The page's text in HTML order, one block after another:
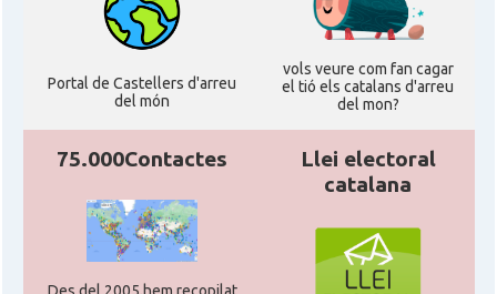
Pont Blau\"
Casal Casal Català de Frankfurt
Casal Català de Stuttgart, Stuttcat
e.V.
Casal
Casal Centre Català de Munic
Portal de Castellers d'arreu
del món
vols veure com fan cagar
el tió els catalans d'arreu
del mon?
75.000Contactes
Llei electoral
catalana